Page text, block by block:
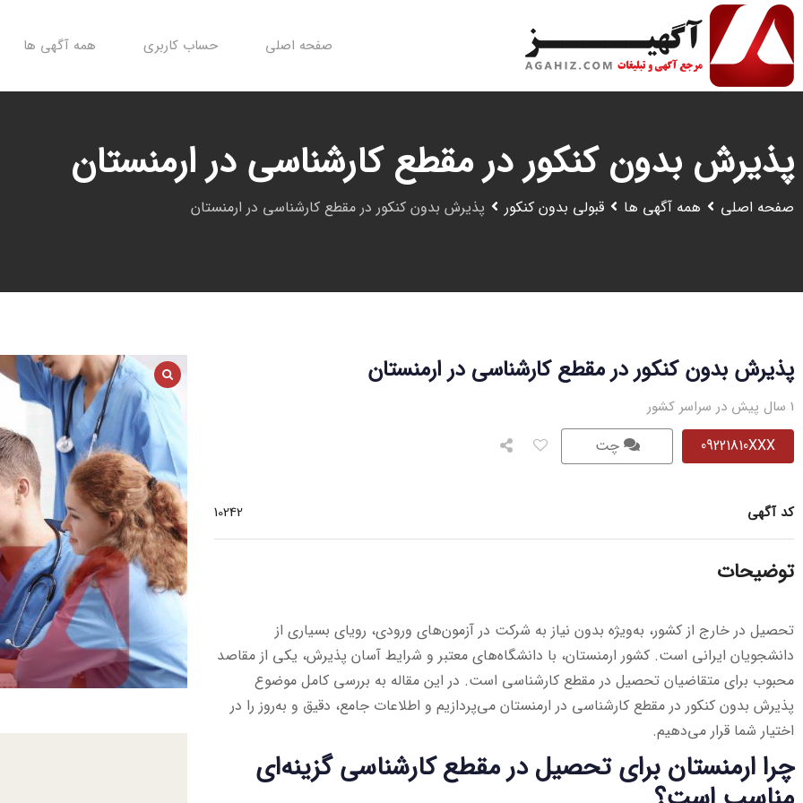
پرش
محتوا
صفحه اصلی حساب کاربری همه آگهی ها
پذیرش بدون کنکور در مقطع کارشناسی در ارمنستان
صفحه اصلی همه آگهی ها قبولی بدون کنکور پذیرش بدون کنکور در مقطع کارشناسی در ارمنستان
پذیرش بدون کنکور در مقطع کارشناسی در ارمنستان
1 سال پیش در سراسر کشور
09221810XXX چت
کد آگهی 10242
توضیحات
تحصیل در خارج از کشور، به‌ویژه بدون نیاز به شرکت در آزمون‌های ورودی، رویای بسیاری از
دانشجویان ایرانی است. کشور ارمنستان، با دانشگاه‌های معتبر و شرایط آسان پذیرش، یکی از مقاصد
محبوب برای متقاضیان تحصیل در مقطع کارشناسی است. در این مقاله به بررسی کامل موضوع
پذیرش بدون کنکور در مقطع کارشناسی در ارمنستان می‌پردازیم و اطلاعات جامع، دقیق و به‌روز را در
اختیار شما قرار می‌دهیم.
چرا ارمنستان برای تحصیل در مقطع کارشناسی گزینه‌ای